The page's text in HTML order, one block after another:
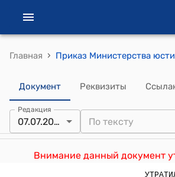
Главная ›
Документ Реквизиты
Редакция
07.07.2004
Внимание данный документ